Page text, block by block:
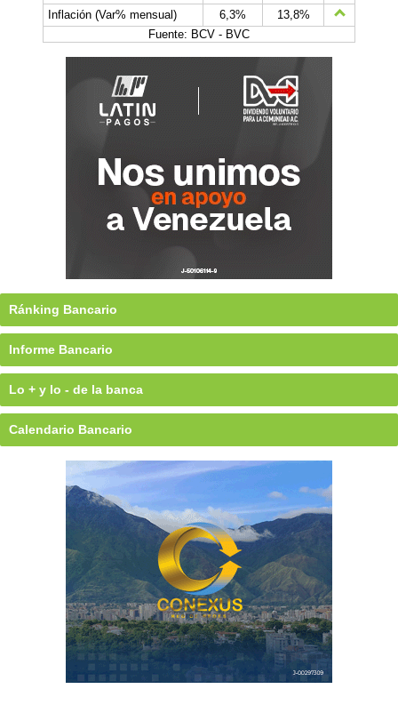
Inflación (Var% mensual)
6,3%
13,8%
Fuente: BCV - BVC
Ránking Bancario
Informe Bancario
Lo + y lo - de la banca
Calendario Bancario